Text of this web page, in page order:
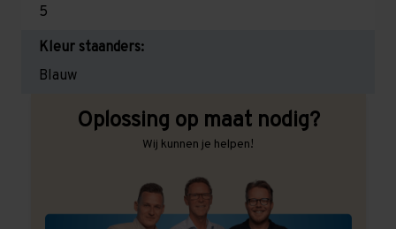
5
Kleur staanders:
Blauw
Oplossing op maat nodig?
Wij kunnen je helpen!